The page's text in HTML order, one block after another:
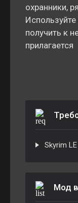
охранники,
получить к
прилагается
Skyrim LE
Мод